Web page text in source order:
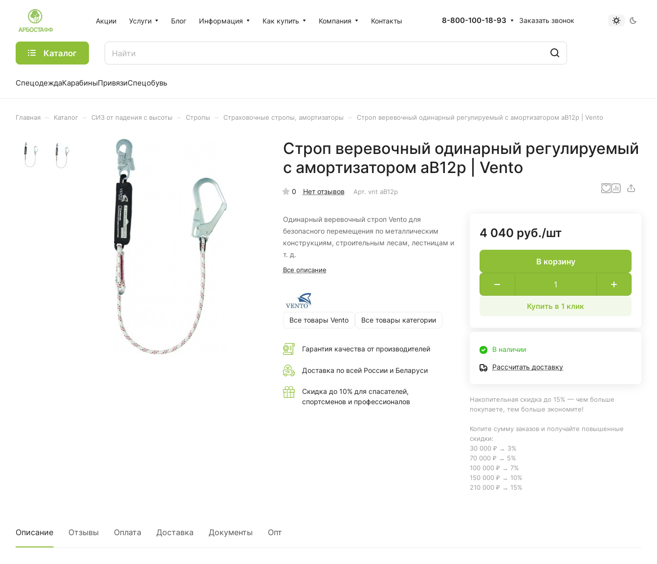
Акции Услуги Блог Информация Как купить Компания Контакты 8-800-100-18-93 Заказать звонок
Каталог
СпецодеждаКарабиныПривязиСпецобувь
Главная Каталог СИЗ от падения с высоты Стропы Страховочные стропы, амортизаторы Строп веревочный одинарный регулируемый с амортизатором аВ12р | Vento
Строп веревочный одинарный регулируемый
с амортизатором аВ12р | Vento
0 Нет отзывов Арт. vnt аB12p
Одинарный веревочный строп Vento для
безопасного перемещения по металлическим
конструкциям, строительным лесам, лестницам и
т. д.
Все описание
Все товары Vento Все товары категории
Гарантия качества от производителей
Доставка по всей России и Беларуси
Скидка до 10% для спасателей,
спортсменов и профессионалов
4 040 руб./шт
В корзину
Купить в 1 клик
В наличии
Рассчитать доставку
Накопительная скидка до 15% — чем больше
покупаете, тем больше экономите!
Копите сумму заказов и получайте повышенные
скидки:
30 000 ₽ → 3%
70 000 ₽ → 5%
100 000 ₽ → 7%
150 000 ₽ → 10%
210 000 ₽ → 15%
Описание Отзывы Оплата Доставка Документы Опт